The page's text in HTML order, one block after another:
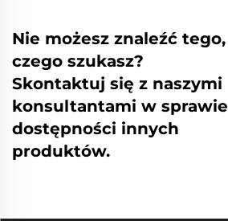
Nie możesz znaleźć tego,
czego szukasz?
Skontaktuj się z naszymi
konsultantami w sprawie
dostępności innych
produktów.